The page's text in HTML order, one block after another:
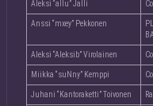
Aleksi “allu” Jalli
Anssi “mxey” Pekkonen
Aleksi “Aleksib” Virolainen
Miikka “suNny” Kemppi
Juhani “Kantoraketti” Toivonen